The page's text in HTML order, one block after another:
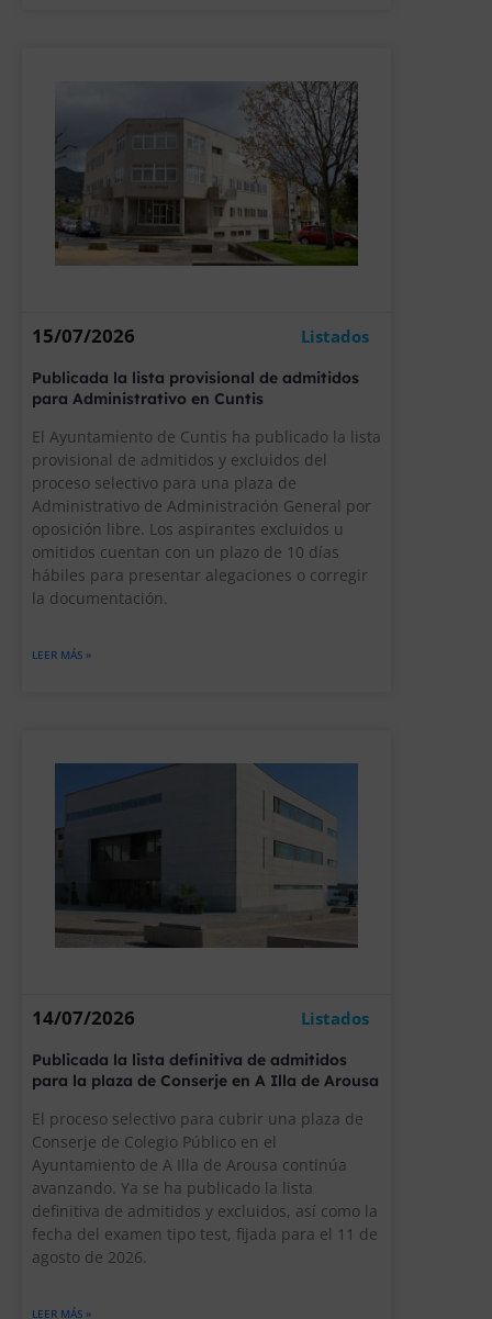
Listados
Publicada la lista provisional de admitidos
para Administrativo en Cuntis
El Ayuntamiento de Cuntis ha publicado la lista
provisional de admitidos y excluidos del
proceso selectivo para una plaza de
Administrativo de Administración General por
oposición libre. Los aspirantes excluidos u
omitidos cuentan con un plazo de 10 días
hábiles para presentar alegaciones o corregir
la documentación.
LEER MÁS »
15/07/2026
Listados
Publicada la lista definitiva de admitidos
para la plaza de Conserje en A Illa de Arousa
El proceso selectivo para cubrir una plaza de
Conserje de Colegio Público en el
Ayuntamiento de A Illa de Arousa continúa
avanzando. Ya se ha publicado la lista
definitiva de admitidos y excluidos, así como la
fecha del examen tipo test, fijada para el 11 de
agosto de 2026.
LEER MÁS »
14/07/2026